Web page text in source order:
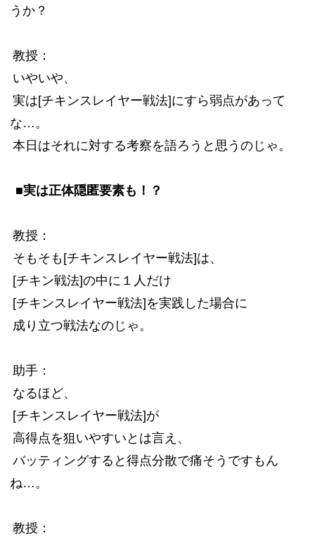
うか？
教授：
いやいや、
実は[チキンスレイヤー戦法]にすら弱点があって
な…。
本日はそれに対する考察を語ろうと思うのじゃ。
■実は正体隠匿要素も！？
教授：
そもそも[チキンスレイヤー戦法]は、
[チキン戦法]の中に１人だけ
[チキンスレイヤー戦法]を実践した場合に
成り立つ戦法なのじゃ。
助手：
なるほど、
[チキンスレイヤー戦法]が
高得点を狙いやすいとは言え、
バッティングすると得点分散で痛そうですもん
ね…。
教授：